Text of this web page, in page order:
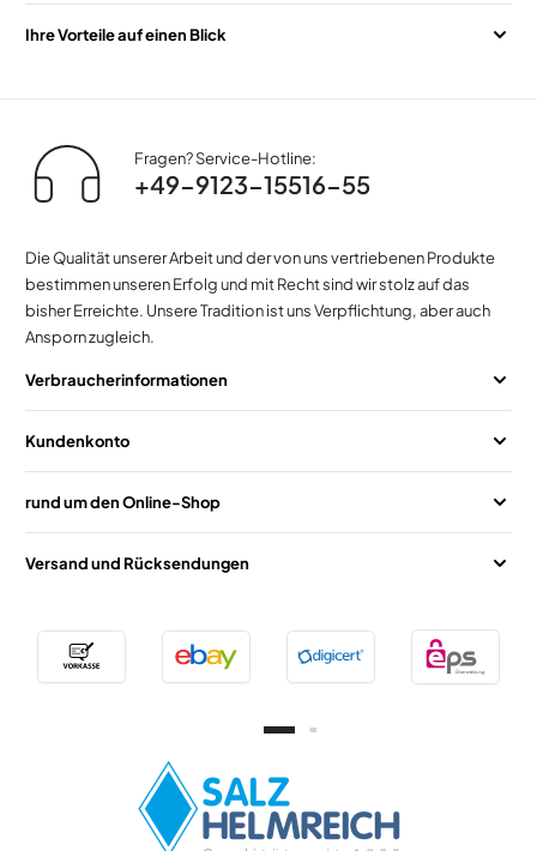
Ihre Vorteile auf einen Blick
Fragen? Service-Hotline:
+49-9123-15516-55
Die Qualität unserer Arbeit und der von uns vertriebenen Produkte
bestimmen unseren Erfolg und mit Recht sind wir stolz auf das
bisher Erreichte. Unsere Tradition ist uns Verpflichtung, aber auch
Ansporn zugleich.
Verbraucherinformationen
Kundenkonto
rund um den Online-Shop
Versand und Rücksendungen